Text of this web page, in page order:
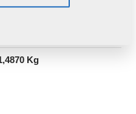
for følgende maskiner:
Kg